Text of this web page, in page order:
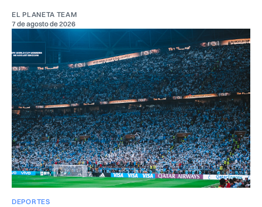
EL PLANETA TEAM
7 de agosto de 2026
DEPORTES